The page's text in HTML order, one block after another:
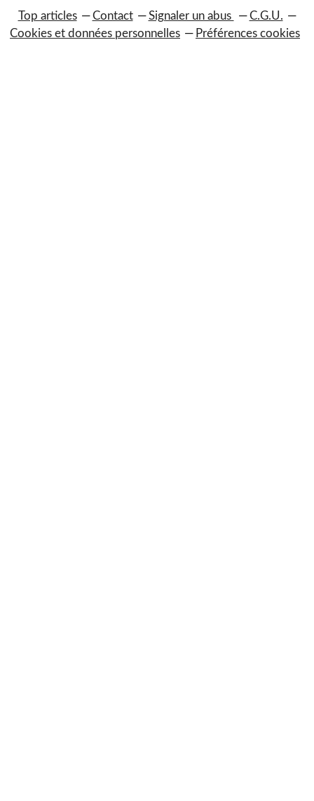
Top articles Contact Signaler un abus
C.G.U.
Cookies et données personnelles
Préférences cookies